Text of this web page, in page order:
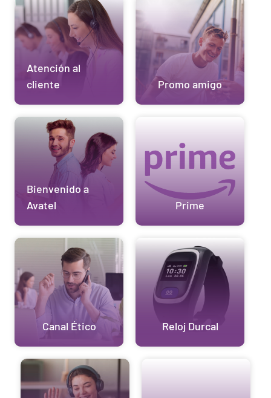
Atención al
cliente
Promo amigo
Bienvenido a
Avatel
Prime
Canal Ético Reloj Durcal